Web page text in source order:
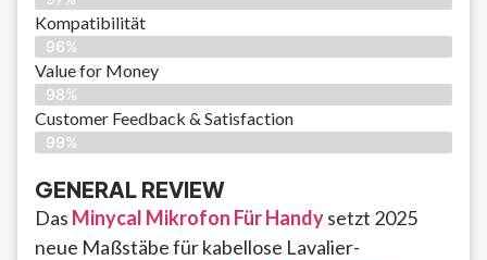
Kompatibilität
96%
Value for Money
98%
Customer Feedback & Satisfaction​
99%
GENERAL REVIEW
Das Minycal Mikrofon Für Handysetzt 2025
neue Maßstäbe für kabellose Lavalier-